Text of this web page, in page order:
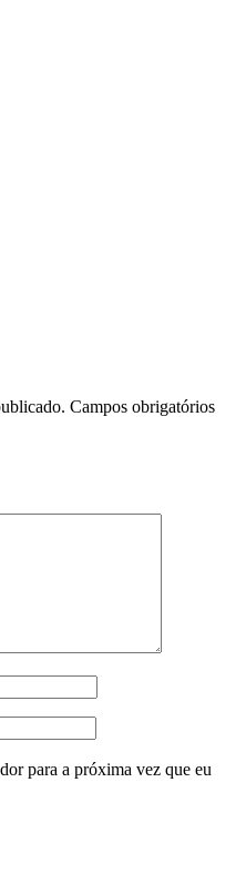
Campos obrigatórios
para a próxima vez que eu